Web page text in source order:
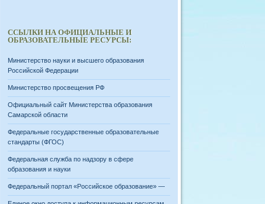
ССЫЛКИ НА ОФИЦИАЛЬНЫЕ И
ОБРАЗОВАТЕЛЬНЫЕ РЕСУРСЫ:
Министерство науки и высшего образования
Российской Федерации
Министерство просвещения РФ
Официальный сайт Министерства образования
Самарской области
Федеральные государственные образовательные
стандарты (ФГОС)
Федеральная служба по надзору в сфере
образования и науки
Федеральный портал «Российское образование» —